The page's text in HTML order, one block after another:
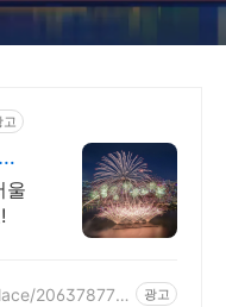
고
울
206378770
광고